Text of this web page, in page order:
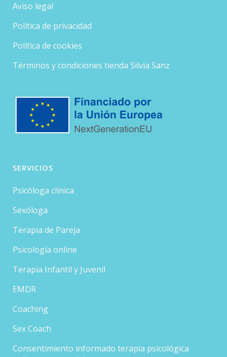
Aviso legal
Política de privacidad
Política de cookies
Términos y condiciones tienda Silvia Sanz
SERVICIOS
Psicóloga clínica
Sexóloga
Terapia de Pareja
Psicología online
Terapia Infantil y Juvenil
EMDR
Coaching
Sex Coach
Consentimiento informado terapia psicológica